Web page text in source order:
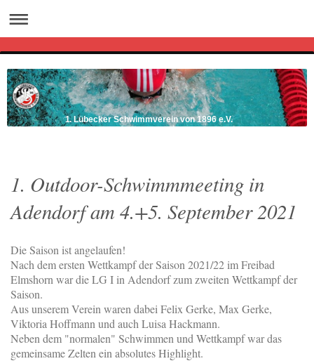
1. Lübecker Schwimmverein von 1896 e.V.
1. Outdoor-Schwimmmeeting in
Adendorf am 4.+5. September 2021
Die Saison ist angelaufen!
Nach dem ersten Wettkampf der Saison 2021/22 im Freibad
Elmshorn war die LG I in Adendorf zum zweiten Wettkampf der
Saison.
Aus unserem Verein waren dabei Felix Gerke, Max Gerke,
Viktoria Hoffmann und auch Luisa Hackmann.
Neben dem "normalen" Schwimmen und Wettkampf war das
gemeinsame Zelten ein absolutes Highlight.